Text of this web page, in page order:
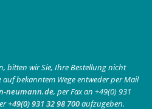
bitten wir Sie, Ihre Bestellung nicht
bekanntem Wege entweder per Mail
neumann.de, per Fax an +49(0) 931
+49(0) 931 32 98 700aufzugeben.